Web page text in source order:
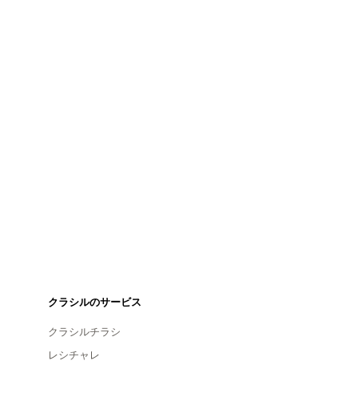
クラシルのサービス
クラシルチラシ
レシチャレ